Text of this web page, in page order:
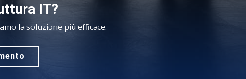
IT?
la soluzione più efficace.